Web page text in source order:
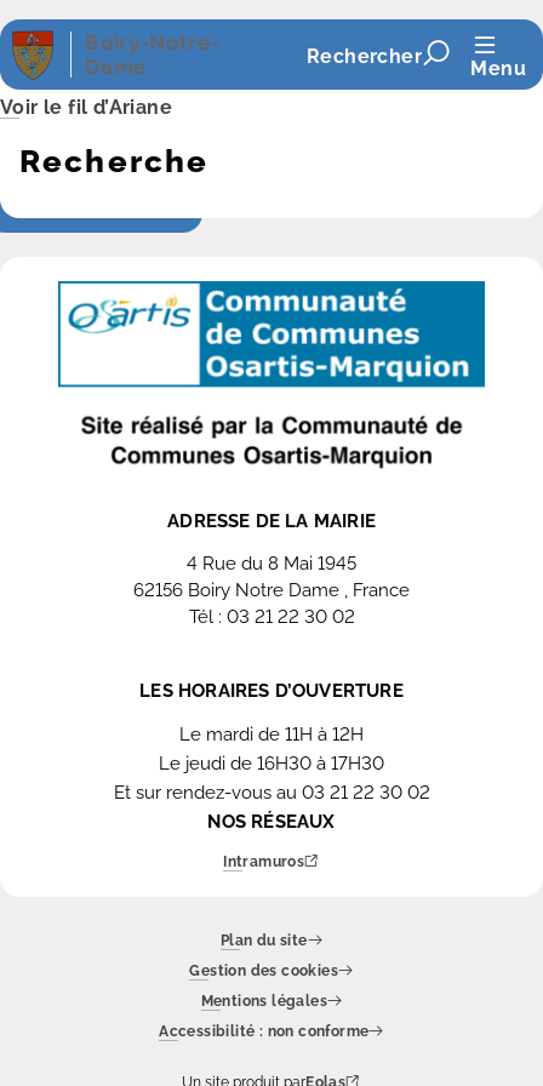
Panneau de gestion des cookies
Boiry-Notre-
Dame
Rechercher
Menu
Voir le fil d’Ariane
Recherche
ADRESSE DE LA MAIRIE
4 Rue du 8 Mai 1945
62156 Boiry Notre Dame , France
Tél : 03 21 22 30 02
LES HORAIRES D’OUVERTURE
Le mardi de 11H à 12H
Le jeudi de 16H30 à 17H30
Et sur rendez-vous au 03 21 22 30 02
NOS RÉSEAUX
Intramuros
Plan du site
Gestion des cookies
Mentions légales
Accessibilité : non conforme
Un site produit parEolas